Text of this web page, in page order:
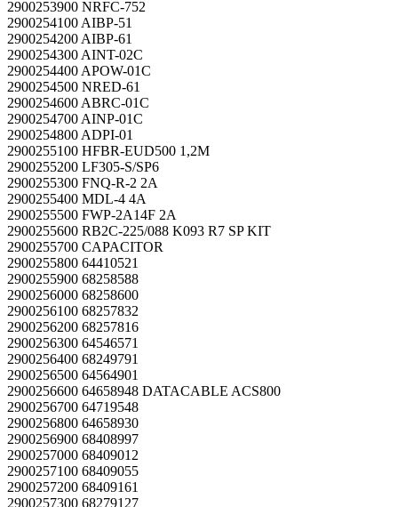
2900253900 NRFC-752
2900254100 AIBP-51
2900254200 AIBP-61
2900254300 AINT-02C
2900254400 APOW-01C
2900254500 NRED-61
2900254600 ABRC-01C
2900254700 AINP-01C
2900254800 ADPI-01
2900255100 HFBR-EUD500 1,2M
2900255200 LF305-S/SP6
2900255300 FNQ-R-2 2A
2900255400 MDL-4 4A
2900255500 FWP-2A14F 2A
2900255600 RB2C-225/088 K093 R7 SP KIT
2900255700 CAPACITOR
2900255800 64410521
2900255900 68258588
2900256000 68258600
2900256100 68257832
2900256200 68257816
2900256300 64546571
2900256400 68249791
2900256500 64564901
2900256600 64658948 DATACABLE ACS800
2900256700 64719548
2900256800 64658930
2900256900 68408997
2900257000 68409012
2900257100 68409055
2900257200 68409161
2900257300 68279127